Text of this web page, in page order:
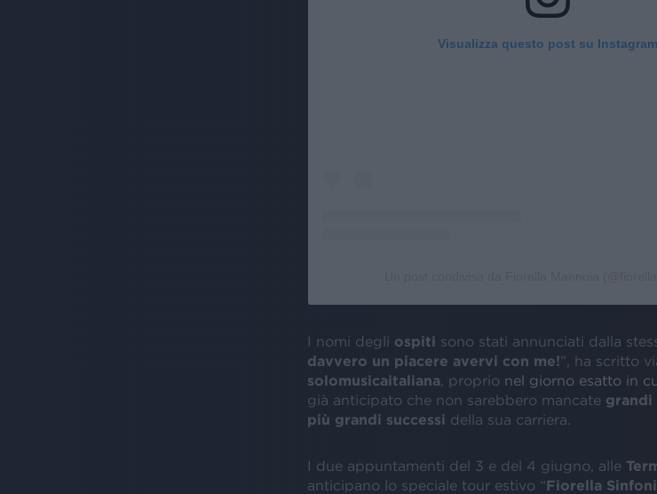
Visualizza questo post su Instagram
I nomi degli ospiti sono stati annunciati dalla
davvero un piacere avervi con me!”, ha scritto
solomusicaitaliana , proprio nel giorno esatto in
già anticipato che non sarebbero mancate grandi
più grandi successi della sua carriera.
I due appuntamenti del 3 e del 4 giugno, alle
anticipano lo speciale tour estivo “Fiorella